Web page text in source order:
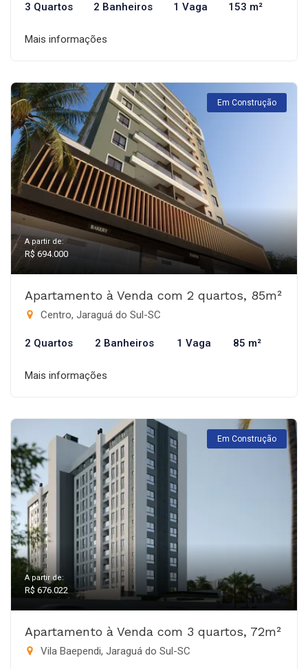
3 Quartos 2 Banheiros 1 Vaga 153 m²
Mais informações
Em Construção
A partir de:
R$ 694.000
Apartamento à Venda com 2 quartos, 85m²
Centro, Jaraguá do Sul-SC
2 Quartos 2 Banheiros 1 Vaga 85 m²
Mais informações
Em Construção
A partir de:
R$ 676.022
Apartamento à Venda com 3 quartos, 72m²
Vila Baependi, Jaraguá do Sul-SC